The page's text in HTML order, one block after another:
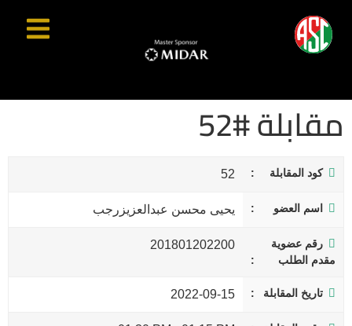
مقابلة #52
كود المقابلة 52
اسم العضو يحيى محسن عبدالعزيزرجب
رقم عضوية
مقدم الطلب
201801202200
تاريخ المقابلة 2022-09-15